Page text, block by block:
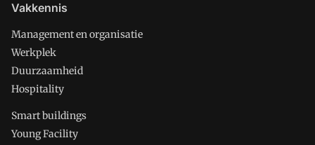
Vakkennis
Management en organisatie
Werkplek
Duurzaamheid
Hospitality
Smart buildings
Young Facility